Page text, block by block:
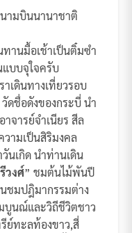
ามบินนานาชาติ
านมื้อเช้าเป็นติ๋มซำ
แบบจุใจครับ
เดินทางเที่ยวรอบ
วัดชื่อดังของกระบี่ นำ
จารย์จำเนียร สีล
วามเป็นสิริมงคล
เกิด นำท่านเดิน
วงศ์” ชมต้นไม้พันปี
ชมปฎิมากรรมต่าง
บูนณ์และวิถีชีวิตชาว
ย์ทะลท้องขาว,สี่